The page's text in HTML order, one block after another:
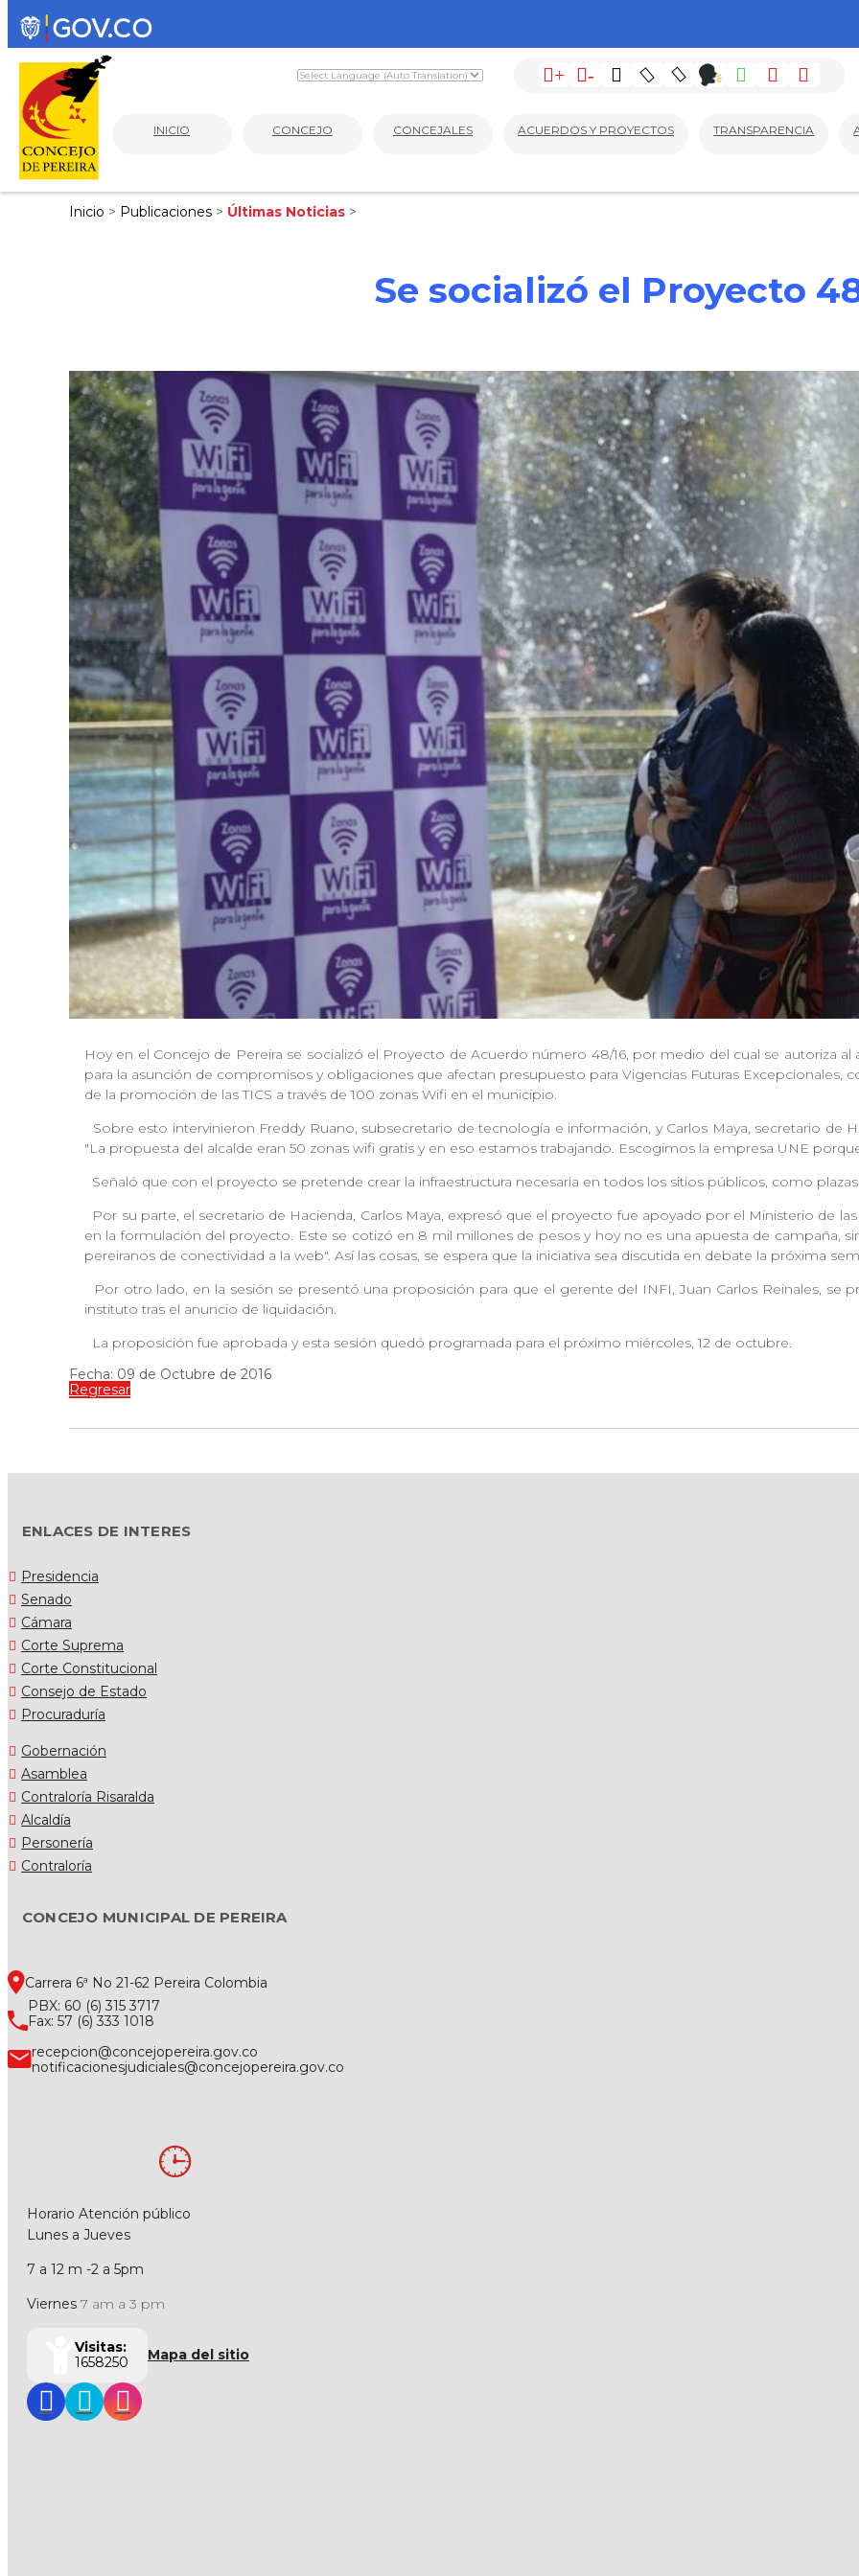
+ -
INICIO CONCEJO CONCEJALES ACUERDOS Y PROYECTOS TRANSPARENCIA
Inicio > Publicaciones > Últimas Noticias >
Se socializó el Proyecto
Hoy en el Concejo de Pereira se socializó el Proyecto de Acuerdo número 48/16, por medio del cual se autoriza al
para la asunción de compromisos y obligaciones que afectan presupuesto para Vigencias Futuras Excepcionales,
de la promoción de las TICS a través de 100 zonas Wifi en el municipio.
Sobre esto intervinieron Freddy Ruano, subsecretario de tecnología e información, y Carlos Maya, secretario de
"La propuesta del alcalde eran 50 zonas wifi gratis y en eso estamos trabajando. Escogimos la empresa UNE
Señaló que con el proyecto se pretende crear la infraestructura necesaria en todos los sitios públicos, como
Por su parte, el secretario de Hacienda, Carlos Maya, expresó que el proyecto fue apoyado por el Ministerio de
en la formulación del proyecto. Este se cotizó en 8 mil millones de pesos y hoy no es una apuesta de campaña,
pereiranos de conectividad a la web". Así las cosas, se espera que la iniciativa sea discutida en debate la próxima
Por otro lado, en la sesión se presentó una proposición para que el gerente del INFI, Juan Carlos Reinales, se
instituto tras el anuncio de liquidación.
La proposición fue aprobada y esta sesión quedó programada para el próximo miércoles, 12 de octubre.
Fecha: 09 de Octubre de 2016
Regresar
ENLACES DE INTERES
Presidencia
Senado
Cámara
Corte Suprema
Corte Constitucional
Consejo de Estado
Procuraduría
Gobernación
Asamblea
Contraloría Risaralda
Alcaldía
Personería
Contraloría
CONCEJO MUNICIPAL DE PEREIRA
Carrera 6ª No 21-62 Pereira Colombia
PBX: 60 (6) 315 3717
Fax: 57 (6) 333 1018
recepcion@concejopereira.gov.co
notificacionesjudiciales@concejopereira.gov.co
Horario Atención público
Lunes a Jueves
7 a 12 m -2 a 5pm
Viernes 7 am a 3 pm
Visitas:
1658250
Mapa del sitio